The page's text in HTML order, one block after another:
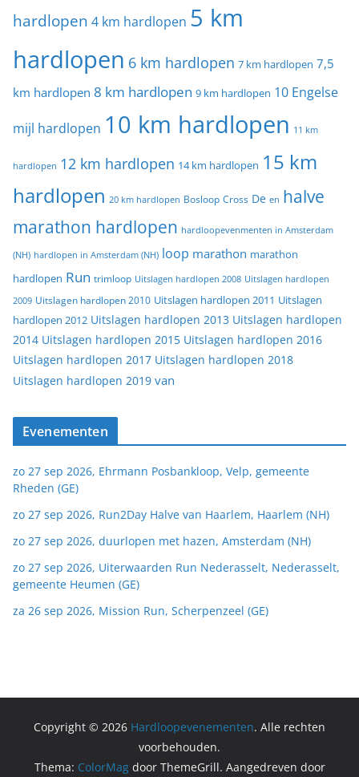
hardlopen 4 km hardlopen 5 km
hardlopen 6 km hardlopen 7 km hardlopen 7,5
km hardlopen 8 km hardlopen 9 km hardlopen 10 Engelse
mijl hardlopen 10 km hardlopen 11 km
hardlopen 12 km hardlopen 14 km hardlopen 15 km
hardlopen 20 km hardlopen Bosloop Cross De en halve
marathon hardlopen hardloopevenmenten in Amsterdam
(NH) hardlopen in Amsterdam (NH) loop marathon marathon
hardlopen Run trimloop Uitslagen hardlopen 2008 Uitslagen hardlopen
2009 Uitslagen hardlopen 2010 Uitslagen hardlopen 2011 Uitslagen
hardlopen 2012 Uitslagen hardlopen 2013 Uitslagen hardlopen
2014 Uitslagen hardlopen 2015 Uitslagen hardlopen 2016
Uitslagen hardlopen 2017 Uitslagen hardlopen 2018
Uitslagen hardlopen 2019 van
Evenementen
zo 27 sep 2026, Ehrmann Posbankloop, Velp, gemeente
Rheden (GE)
zo 27 sep 2026, Run2Day Halve van Haarlem, Haarlem (NH)
zo 27 sep 2026, duurlopen met hazen, Amsterdam (NH)
zo 27 sep 2026, Uiterwaarden Run Nederasselt, Nederasselt,
gemeente Heumen (GE)
za 26 sep 2026, Mission Run, Scherpenzeel (GE)
Copyright © 2026 Hardloopevenementen. Alle rechten
voorbehouden.
Thema: ColorMagdoor ThemeGrill. Aangedreven door